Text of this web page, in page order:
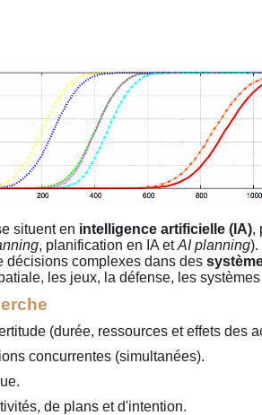
situent en intelligence artificielle (IA),
, planification en IA etAI planning).
décisions complexes dans des
les jeux, la défense, les
(durée, ressources et effets des
concurrentes (simultanées).
de plans et d'intention.